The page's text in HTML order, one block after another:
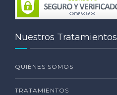
Nuestros Tratamientos
QUIÉNES SOMOS
TRATAMIENTOS